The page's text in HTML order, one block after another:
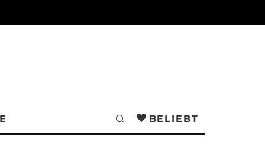
BELIEBT